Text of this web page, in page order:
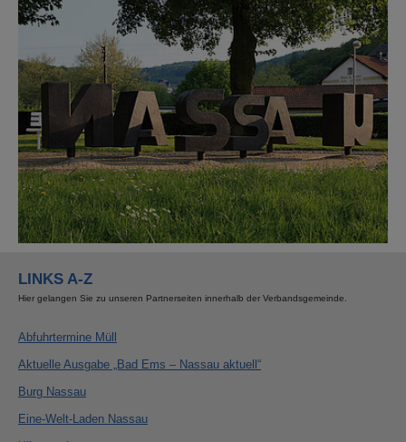
Show larger version for:
LINKS A-Z
Hier gelangen Sie zu unseren Partnerseiten innerhalb der Verbandsgemeinde.
Abfuhrtermine Müll
Aktuelle Ausgabe „Bad Ems – Nassau aktuell“
Burg Nassau
Eine-Welt-Laden Nassau